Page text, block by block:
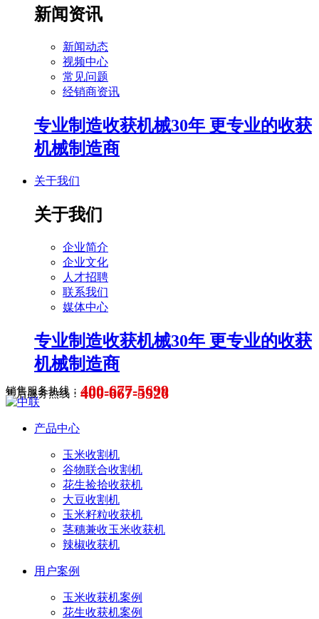
新闻资讯
新闻动态
视频中心
常见问题
经销商资讯
专业制造收获机械30年 更专业的收获
机械制造商
关于我们
关于我们
企业简介
企业文化
人才招聘
联系我们
媒体中心
专业制造收获机械30年 更专业的收获
机械制造商
销售服务热线： 400-677-5699
售后服务热线： 400-667-5526
产品中心
玉米收割机
谷物联合收割机
花生捡拾收获机
大豆收割机
玉米籽粒收获机
茎穗兼收玉米收获机
辣椒收获机
用户案例
玉米收获机案例
花生收获机案例